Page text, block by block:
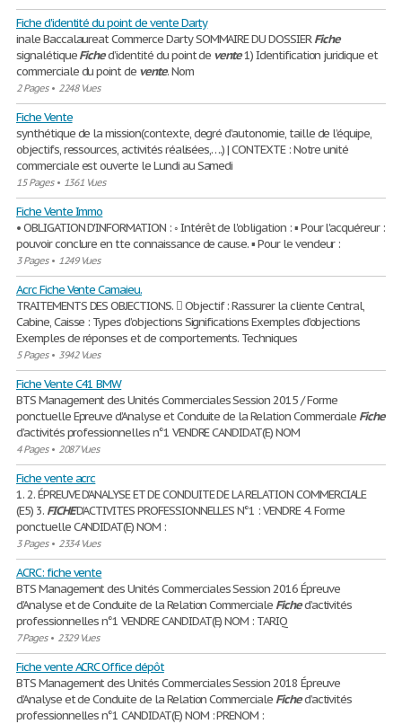
Fiche d'identité du point de vente Darty
inale Baccalaureat Commerce Darty SOMMAIRE DU DOSSIERFiche
signalétiqueFiched’identité du point de vente1) Identification juridique et
commerciale du point de vente. Nom
2 Pages• 2248 Vues
Fiche Vente
synthétique de la mission(contexte, degré d’autonomie, taille de l’équipe,
objectifs, ressources, activités réalisées,….) | CONTEXTE : Notre unité
commerciale est ouverte le Lundi au Samedi
15 Pages• 1361 Vues
Fiche Vente Immo
• OBLIGATION D'INFORMATION : ◦ Intérêt de l'obligation : ▪ Pour l'acquéreur :
pouvoir conclure en tte connaissance de cause. ▪ Pour le vendeur :
3 Pages• 1249 Vues
Acrc Fiche Vente Camaieu.
TRAITEMENTS DES OBJECTIONS.  Objectif : Rassurer la cliente Central,
Cabine, Caisse : Types d’objections Significations Exemples d’objections
Exemples de réponses et de comportements. Techniques
5 Pages• 3942 Vues
Fiche Vente C41 BMW
BTS Management des Unités Commerciales Session 2015 / Forme
ponctuelle Epreuve d’Analyse et Conduite de la Relation Commerciale Fiche
d’activités professionnelles n°1 VENDRE CANDIDAT(E) NOM
4 Pages• 2087 Vues
Fiche vente acrc
1. 2. ÉPREUVE D’ANALYSE ET DE CONDUITE DE LA RELATION COMMERCIALE
(E5) 3. FICHED’ACTIVITES PROFESSIONNELLES N°1 : VENDRE 4. Forme
ponctuelle CANDIDAT(E) NOM :
3 Pages• 2334 Vues
ACRC: fiche vente
BTS Management des Unités Commerciales Session 2016 Épreuve
d’Analyse et de Conduite de la Relation Commerciale Fiched’activités
professionnelles n°1 VENDRE CANDIDAT(E) NOM : TARIQ
7 Pages• 2329 Vues
Fiche vente ACRC Office dépôt
BTS Management des Unités Commerciales Session 2018 Épreuve
d’Analyse et de Conduite de la Relation Commerciale Fiched’activités
professionnelles n°1 CANDIDAT(E) NOM : PRENOM :